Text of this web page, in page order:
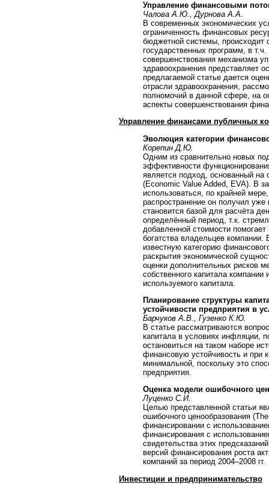
Управление финансовыми
Чалова А.Ю., Дурнова А.А.
В современных экономических
ограниченность финансовых
бюджетной системы, происходит
государственных программ, в
совершенствования механизма
здравоохранения представляет
предлагаемой статье дается
отрасли здравоохранения,
полномочий в данной сфере, на
аспекты совершенствования
Управление финансами публичных
Эволюция категории
Корепин Д.Ю.
Одним из сравнительно новых
эффективности
является подход, основанный на
(Economic Value Added, EVA). В
использоваться, по крайней
распространение он получил
становится базой для расчёта
определённый период, т.к.
добавленной стоимости
богатства владельцев компании.
известную категорию
раскрытия экономической
оценки дополнительных рисков
собственного капитала
используемого капитала.
Планирование структуры
устойчивости предприятия в
Барчуков А.В., Гузенко К.Ю.
В статье рассматриваются
капитала в условиях инфляции,
остановиться на таком наборе
финансовую устойчивость и при
минимальной, поскольку это
предприятия.
Оценка модели ошибочного
Луценко С.И.
Целью представленной статьи
ошибочного ценообразования
финансировании с
финансирования с
свидетельства этих
версий финансирования роста
компаний за период 2004–2008 гг.
Инвестиции и предпринимательство